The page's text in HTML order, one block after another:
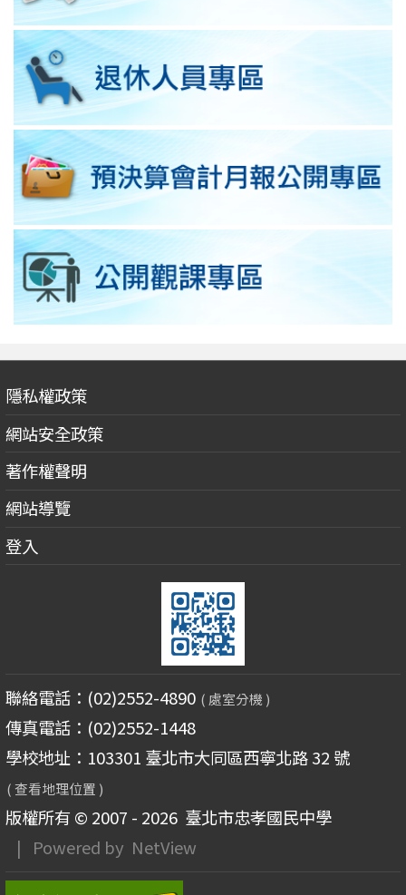
隱私權政策
網站安全政策
著作權聲明
網站導覽
登入
聯絡電話：(02)2552-4890 ( 處室分機 )
傳真電話：(02)2552-1448
學校地址：103301 臺北市大同區西寧北路 32 號
( 查看地理位置 )
版權所有 © 2007 - 2026臺北市忠孝國民中學
| Powered by NetView